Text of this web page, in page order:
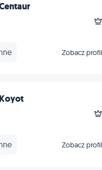
Zobacz profil
Zobacz profil